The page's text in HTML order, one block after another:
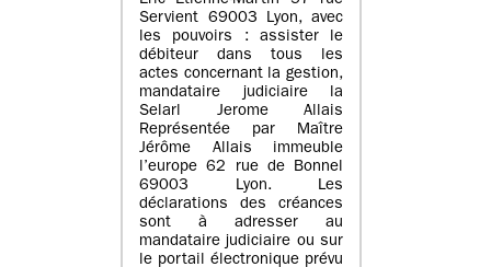
Servient 69003 Lyon, avec
les pouvoirs : assister le
débiteur dans tous les
actes concernant la gestion,
mandataire judiciaire la
Selarl Jerome Allais
Représentée par Maître
Jérôme Allais immeuble
l’europe 62 rue de Bonnel
69003 Lyon. Les
déclarations des créances
sont à adresser au
mandataire judiciaire ou sur
le portail électronique prévu